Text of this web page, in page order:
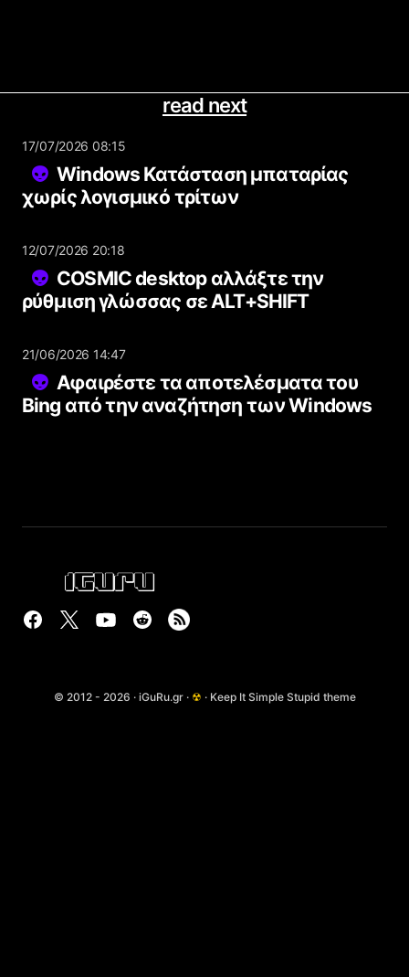
read next
17/07/2026 08:15
Windows Κατάσταση μπαταρίας
χωρίς λογισμικό τρίτων
12/07/2026 20:18
COSMIC desktop αλλάξτε την
ρύθμιση γλώσσας σε ALT+SHIFT
21/06/2026 14:47
Αφαιρέστε τα αποτελέσματα του
Bing από την αναζήτηση των Windows
© 2012 - 2026 · iGuRu.gr · ☢ · Keep It Simple Stupid theme